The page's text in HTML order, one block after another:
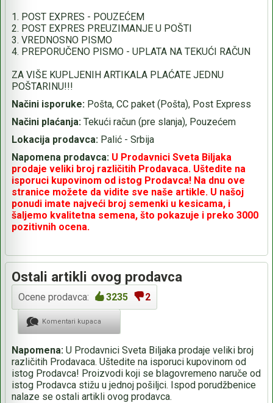
1. POST EXPRES - POUZEĆEM
2. POST EXPRES PREUZIMANJE U POŠTI
3. VREDNOSNO PISMO
4. PREPORUČENO PISMO - UPLATA NA TEKUĆI RAČUN
ZA VIŠE KUPLJENIH ARTIKALA PLAĆATE JEDNU
POŠTARINU!!!
Načini isporuke: Pošta, CC paket (Pošta), Post Express
Načini plaćanja: Tekući račun (pre slanja), Pouzećem
Lokacija prodavca: Palić - Srbija
Napomena prodavca: U Prodavnici Sveta Biljaka
prodaje veliki broj različitih Prodavaca. Uštedite na
isporuci kupovinom od istog Prodavca! Na dnu ove
stranice možete da vidite sve naše artikle. U našoj
ponudi imate najveći broj semenki u kesicama, i
šaljemo kvalitetna semena, što pokazuje i preko 3000
pozitivnih ocena.
Ostali artikli ovog prodavca
Ocene prodavca: 3235 2
Komentari kupaca
Napomena: U Prodavnici Sveta Biljaka prodaje veliki broj
različitih Prodavaca. Uštedite na isporuci kupovinom od
istog Prodavca! Proizvodi koji se blagovremeno naruče od
istog Prodavca stižu u jednoj pošiljci. Ispod porudžbenice
nalaze se ostali artikli ovog prodavca.